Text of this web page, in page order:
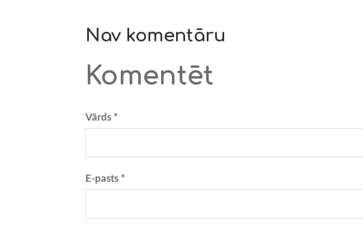
Nav komentāru
Komentēt
Vārds *
E-pasts *